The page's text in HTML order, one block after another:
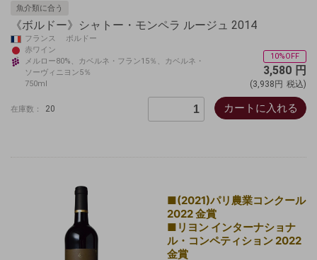
魚介類に合う
《ボルドー》シャトー・モンペラ ルージュ 2014
フランス ボルドー
赤ワイン
メルロー80%、カベルネ・フラン15％、カベルネ・
ソーヴィニヨン5％
750ml
10%OFF
3,580 円
(3,938円 税込)
在庫数： 20 カートに入れる
■(2021)パリ農業コンクール
2022 金賞
■リヨン インターナショナ
ル・コンペティション 2022
金賞